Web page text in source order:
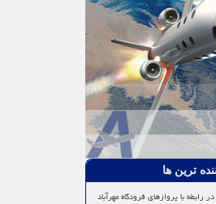
ترین ها
رابطه با پروازهای فرودگاه مهرآباد